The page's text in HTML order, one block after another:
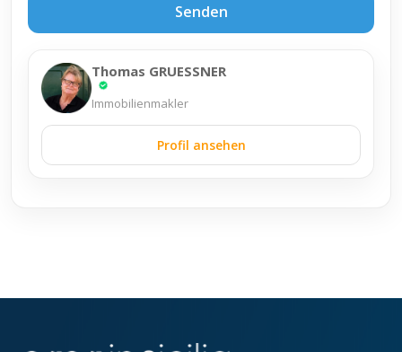
Senden
Thomas GRUESSNER
Immobilienmakler
Profil ansehen